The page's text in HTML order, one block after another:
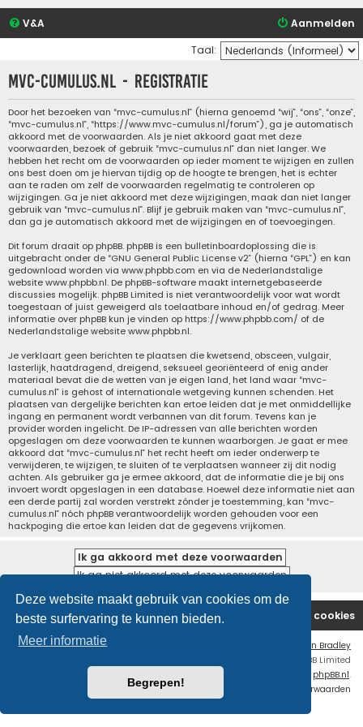
Deze website maakt gebruik van cookies om de
beste surfervaring te kunnen bieden.
Meer informatie
Begrepen!
V&A
Aanmelden
Taal:
mvc-cumulus.nl - Registratie
Door het bezoeken van “mvc-cumulus.nl” (hierna genoemd “wij”, “ons”, “onze”,
“mvc-cumulus.nl”, “https://www.mvc-cumulus.nl/forum”), ga je automatisch
akkoord met de voorwaarden. Als je niet akkoord gaat met deze
voorwaarden, bezoek of gebruik “mvc-cumulus.nl” dan niet langer. We
hebben het recht om de voorwaarden op ieder moment te wijzigen en zullen
ons best doen om je hiervan tijdig op de hoogte te brengen, het is echter
aan te raden om zelf de voorwaarden regelmatig te controleren op
wijzigingen. Ga je niet akkoord met deze wijzigingen, maak dan niet langer
gebruik van “mvc-cumulus.nl”. Blijf je gebruik maken van “mvc-cumulus.nl”,
dan ga je automatisch akkoord met de wijzigingen en of toevoegingen.
Dit forum draait op phpBB. phpBB is een bulletinboardoplossing die is
uitgebracht onder de “GNU General Public License v2” (hierna “GPL”) en kan
gedownload worden via www.phpbb.com en via de Nederlandstalige
websitewww.phpbb.nl. De phpBB-software maakt internetgebaseerde
discussies mogelijk. phpBB Limited is niet verantwoordelijk voor wat wordt
toegestaan of juist geweigerd als toelaatbare inhoud en/of gedrag. Meer
informatie over phpBB kun je vinden op https://www.phpbb.com/ of de
Nederlandstalige websitewww.phpbb.nl.
Je verklaart geen berichten te plaatsen die kwetsend, obsceen, vulgair,
lasterlijk, haatdragend, dreigend, seksueel georiënteerd of enig ander
materiaal bevat die de wetten van je eigen land, het land waar “mvc-
cumulus.nl” is gehost of internationale wetgeving kunnen schenden. Het
plaatsen van dergelijke berichten kan ertoe leiden dat je met onmiddellijke
ingang en permanent wordt verbannen van dit forum. Tevens kan je
provider worden ingelicht. De IP-adressen van alle berichten worden
opgeslagen om deze voorwaarden te kunnen waarborgen. Je gaat er mee
akkoord dat “mvc-cumulus.nl” het recht heeft om ieder onderwerp te
verwijderen, te wijzigen, te sluiten of te verplaatsen wanneer zij dit nodig
achten. Als gebruiker ga je ermee akkoord, dat de informatie die je bij ons
invoert wordt opgeslagen in een database. Hoewel deze informatie niet aan
een derde partij zal worden verstrekt zónder je toestemming, kan “mvc-
cumulus.nl” nóch phpBB verantwoordelijk worden gehouden voor een
hackpoging die ertoe kan leiden dat de gegevens vrijkomen.
Website Forum Verwijder cookies
Contact
Ian Bradley
® Forum Software © phpBB Limited
phpBB.nl.
Gebruikersvoorwaarden